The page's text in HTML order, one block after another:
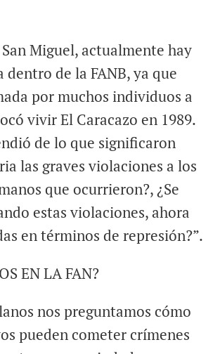
Miguel, actualmente hay
dentro de la FANB, ya que
por muchos individuos a
vivir El Caracazo en 1989.
de lo que significaron
las graves violaciones a los
que ocurrieron?, ¿Se
estas violaciones, ahora
en términos de represión?”.
EN LA FAN?
nos preguntamos cómo
pueden cometer crímenes